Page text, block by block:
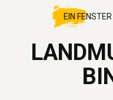
EIN